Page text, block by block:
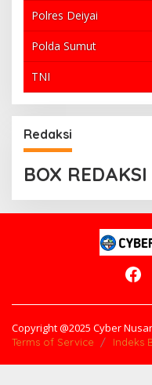
Polres Deiyai
Polda Sumut
TNI
Redaksi
BOX REDAKSI
Copyright @2025 Cyber
Terms of Service Indeks